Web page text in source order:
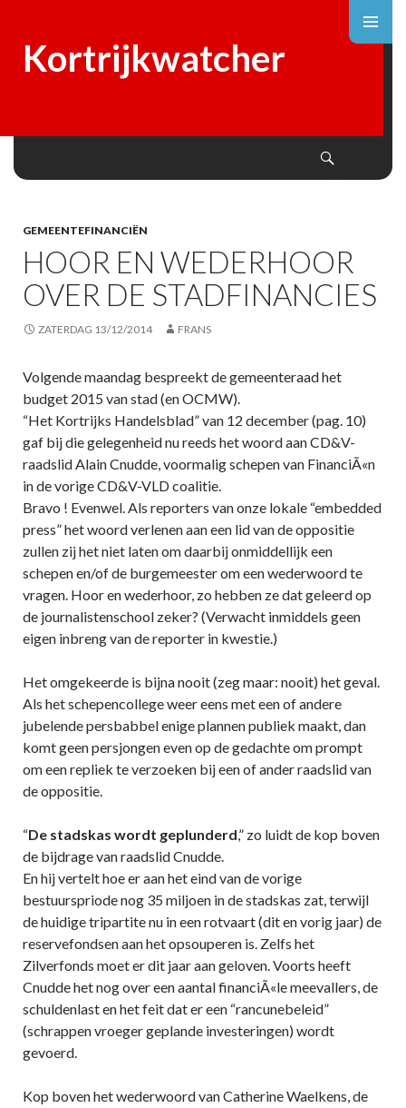
Kortrijkwatcher
GEMEENTEFINANCIËN
HOOR EN WEDERHOOR
OVER DE STADFINANCIES
ZATERDAG 13/12/2014 FRANS
Volgende maandag bespreekt de gemeenteraad het
budget 2015 van stad (en OCMW).
“Het Kortrijks Handelsblad” van 12 december (pag. 10)
gaf bij die gelegenheid nu reeds het woord aan CD&V-
raadslid Alain Cnudde, voormalig schepen van FinanciÃ«n
in de vorige CD&V-VLD coalitie.
Bravo ! Evenwel. Als reporters van onze lokale “embedded
press” het woord verlenen aan een lid van de oppositie
zullen zij het niet laten om daarbij onmiddellijk een
schepen en/of de burgemeester om een wederwoord te
vragen. Hoor en wederhoor, zo hebben ze dat geleerd op
de journalistenschool zeker? (Verwacht inmiddels geen
eigen inbreng van de reporter in kwestie.)
Het omgekeerde is bijna nooit (zeg maar: nooit) het geval.
Als het schepencollege weer eens met een of andere
jubelende persbabbel enige plannen publiek maakt, dan
komt geen persjongen even op de gedachte om prompt
om een repliek te verzoeken bij een of ander raadslid van
de oppositie.
“De stadskas wordt geplunderd,” zo luidt de kop boven
de bijdrage van raadslid Cnudde.
En hij vertelt hoe er aan het eind van de vorige
bestuurspriode nog 35 miljoen in de stadskas zat, terwijl
de huidige tripartite nu in een rotvaart (dit en vorig jaar) de
reservefondsen aan het opsouperen is. Zelfs het
Zilverfonds moet er dit jaar aan geloven. Voorts heeft
Cnudde het nog over een aantal financiÃ«le meevallers, de
schuldenlast en het feit dat er een “rancunebeleid”
(schrappen vroeger geplande investeringen) wordt
gevoerd.
Kop boven het wederwoord van Catherine Waelkens, de